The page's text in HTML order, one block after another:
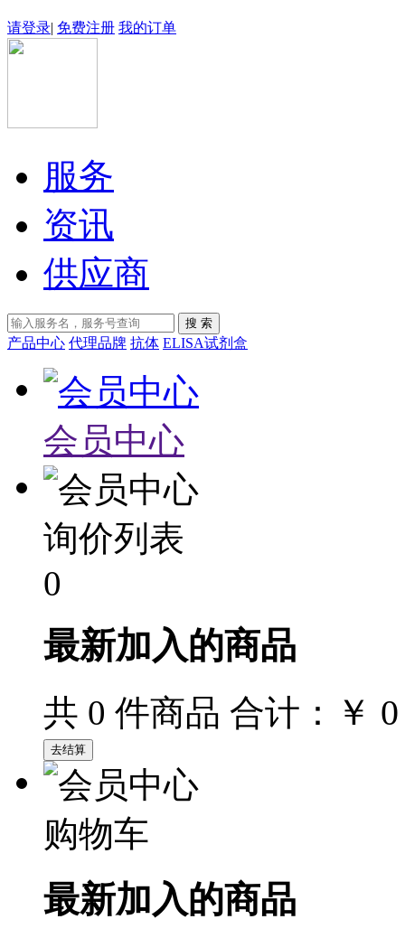
请登录| 免费注册 我的订单
服务
资讯
供应商
产品中心 代理品牌 抗体 ELISA试剂盒
会员中心
询价列表
0
最新加入的商品
共 0 件商品 合计： ￥ 0
购物车
最新加入的商品